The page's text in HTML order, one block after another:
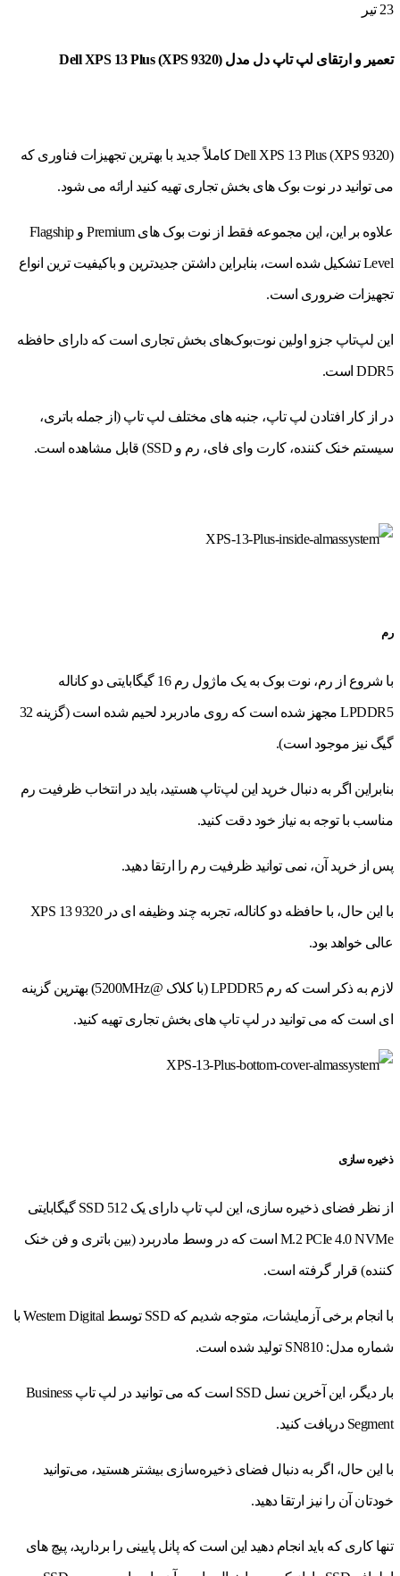
23 تیر
تعمیر و ارتقای لپ تاپ دل مدل Dell XPS 13 Plus (XPS 9320)
Dell XPS 13 Plus (XPS 9320) کاملاً جدید با بهترین تجهیزات فناوری که
می توانید در نوت بوک های بخش تجاری تهیه کنید ارائه می شود.
علاوه بر این، این مجموعه فقط از نوت بوک های Premium و Flagship
Level تشکیل شده است، بنابراین داشتن جدیدترین و باکیفیت ترین انواع
تجهیزات ضروری است.
این لپ‌تاپ جزو اولین نوت‌بوک‌های بخش تجاری است که دارای حافظه
DDR5 است.
در از کار افتادن لپ تاپ، جنبه های مختلف لپ تاپ (از جمله باتری،
سیستم خنک کننده، کارت وای فای، رم و SSD) قابل مشاهده است.
رم
با شروع از رم، نوت بوک به یک ماژول رم 16 گیگابایتی دو کاناله
LPDDR5 مجهز شده است که روی مادربرد لحیم شده است (گزینه 32
گیگ نیز موجود است).
بنابراین اگر به دنبال خرید این لپ‌تاپ هستید، باید در انتخاب ظرفیت رم
مناسب با توجه به نیاز خود دقت کنید.
پس از خرید آن، نمی توانید ظرفیت رم را ارتقا دهید.
با این حال، با حافظه دو کاناله، تجربه چند وظیفه ای در XPS 13 9320
عالی خواهد بود.
لازم به ذکر است که رم LPDDR5 (با کلاک @5200MHz) بهترین گزینه
ای است که می توانید در لپ تاپ های بخش تجاری تهیه کنید.
ذخیره سازی
از نظر فضای ذخیره سازی، این لپ تاپ دارای یک SSD 512 گیگابایتی
M.2 PCIe 4.0 NVMe است که در وسط مادربرد (بین باتری و فن خنک
کننده) قرار گرفته است.
با انجام برخی آزمایشات، متوجه شدیم که SSD توسط Western Digital با
شماره مدل: SN810 تولید شده است.
بار دیگر، این آخرین نسل SSD است که می توانید در لپ تاپ Business
Segment دریافت کنید.
با این حال، اگر به دنبال فضای ذخیره‌سازی بیشتر هستید، می‌توانید
خودتان آن را نیز ارتقا دهید.
تنها کاری که باید انجام دهید این است که پانل پایینی را بردارید، پیچ های